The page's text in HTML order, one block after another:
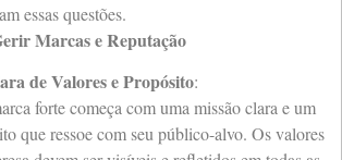
essas questões.
Marcas e Reputação
de Valores e Propósito:
forte começa com uma missão clara e um
que ressoe com seu público-alvo. Os valores